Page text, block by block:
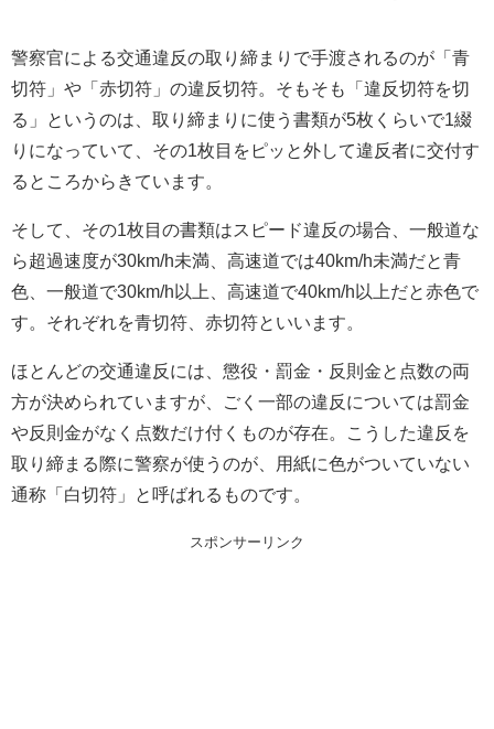
警察官による交通違反の取り締まりで手渡されるのが「青
切符」や「赤切符」の違反切符。そもそも「違反切符を切
る」というのは、取り締まりに使う書類が5枚くらいで1綴
りになっていて、その1枚目をピッと外して違反者に交付す
るところからきています。
そして、その1枚目の書類はスピード違反の場合、一般道な
ら超過速度が30km/h未満、高速道では40km/h未満だと青
色、一般道で30km/h以上、高速道で40km/h以上だと赤色で
す。それぞれを青切符、赤切符といいます。
ほとんどの交通違反には、懲役・罰金・反則金と点数の両
方が決められていますが、ごく一部の違反については罰金
や反則金がなく点数だけ付くものが存在。こうした違反を
取り締まる際に警察が使うのが、用紙に色がついていない
通称「白切符」と呼ばれるものです。
スポンサーリンク